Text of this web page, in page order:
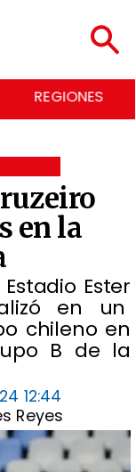
ECONOMÍA
en la
Ester
en un
chileno en
B de la
12:44
Reyes